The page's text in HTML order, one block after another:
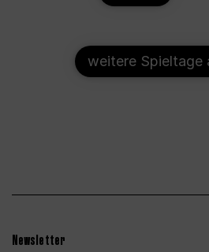
weitere Spieltage
Newsletter